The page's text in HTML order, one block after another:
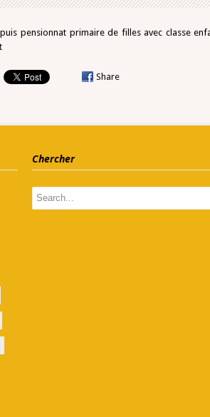
pensionnat primaire de filles avec classe
Share
Chercher